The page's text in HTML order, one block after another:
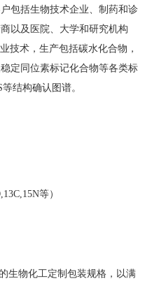
包括生物技术企业、制药和诊
以及医院、大学和研究机构
技术，生产包括碳水化合物，
定同位素标记化合物等各类标
结构确认图谱。
等）
生物化工定制包装规格，以满